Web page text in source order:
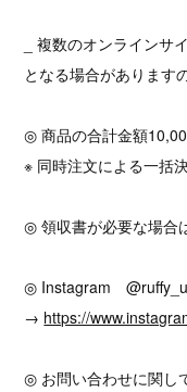
_ 複数のオンライン
となる場合があります
◎ 商品の合計金額
※ 同時注文による一括
◎ 領収書が必要な場合
◎ Instagram
→ https://
◎ お問い合わせに関し